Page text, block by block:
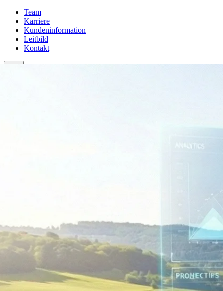
Team
Karriere
Kundeninformation
Leitbild
Kontakt
Gesetzliche Revisionen
Spezialprüfungen
Vorsorge & öffentliche Organisationen
Interne Kontrollen & Prozessprüfungen
Beratung